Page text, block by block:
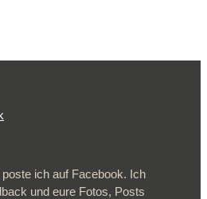
ich auf Facebook. Ich
und eure Fotos, Posts